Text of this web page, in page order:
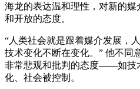
海龙的表达温和理性，对新的
和开放的态度。
“人类社会就是跟着媒介发展，
技术变化不断在变化。” 他不同
非常悲观和批判的态度——如技
化、社会被控制。